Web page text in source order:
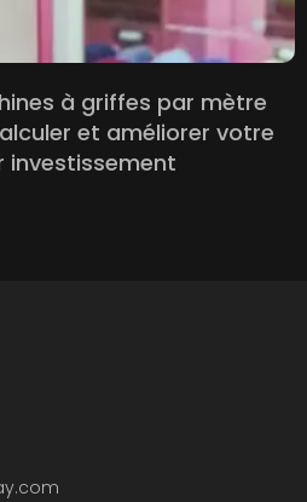
à griffes par mètre
et améliorer votre
investissement